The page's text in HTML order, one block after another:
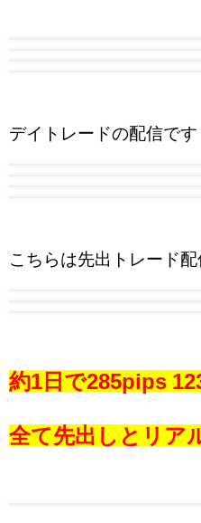
デイトレードの配信です
こちらは先出トレード配
約1日で285pips
全て先出しとリア